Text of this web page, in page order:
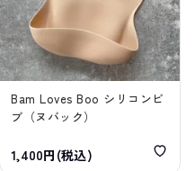
Bam Loves Boo シリコンビ
ブ（ヌバック）
1,400円(税込)